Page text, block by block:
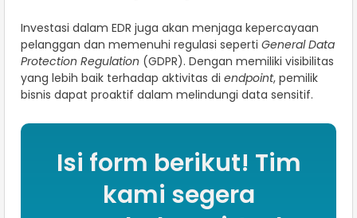
Investasi dalam EDR juga akan menjaga kepercayaan
pelanggan dan memenuhi regulasi seperti General Data
Protection Regulation (GDPR). Dengan memiliki visibilitas
yang lebih baik terhadap aktivitas di endpoint, pemilik
bisnis dapat proaktif dalam melindungi data sensitif.
Isi form berikut! Tim
kami segera